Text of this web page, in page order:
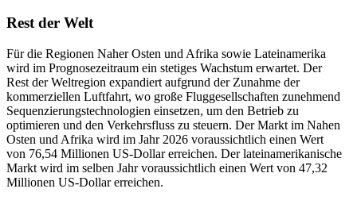
Rest der Welt
Für die Regionen Naher Osten und Afrika sowie Lateinamerika
wird im Prognosezeitraum ein stetiges Wachstum erwartet. Der
Rest der Weltregion expandiert aufgrund der Zunahme der
kommerziellen Luftfahrt, wo große Fluggesellschaften zunehmend
Sequenzierungstechnologien einsetzen, um den Betrieb zu
optimieren und den Verkehrsfluss zu steuern. Der Markt im Nahen
Osten und Afrika wird im Jahr 2026 voraussichtlich einen Wert
von 76,54 Millionen US-Dollar erreichen. Der lateinamerikanische
Markt wird im selben Jahr voraussichtlich einen Wert von 47,32
Millionen US-Dollar erreichen.